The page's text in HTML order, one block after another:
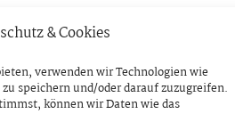
& Cookies
verwenden wir Technologien wie
speichern und/oder darauf zuzugreifen.
können wir Daten wie das